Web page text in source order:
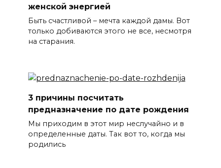
женской энергией
Быть счастливой – мечта каждой дамы. Вот
только добиваются этого не все, несмотря
на старания.
3 причины посчитать
предназначение по дате рождения
Мы приходим в этот мир неслучайно и в
определенные даты. Так вот то, когда мы
родились